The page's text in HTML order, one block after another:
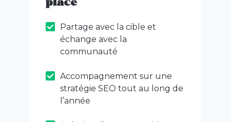
Partage avec la cible et
échange avec la
communauté
Accompagnement sur une
stratégie SEO tout au long de
l’année